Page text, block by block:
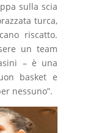
sulla scia
turca,
riscatto.
un team
– è una
basket e
nessuno”.